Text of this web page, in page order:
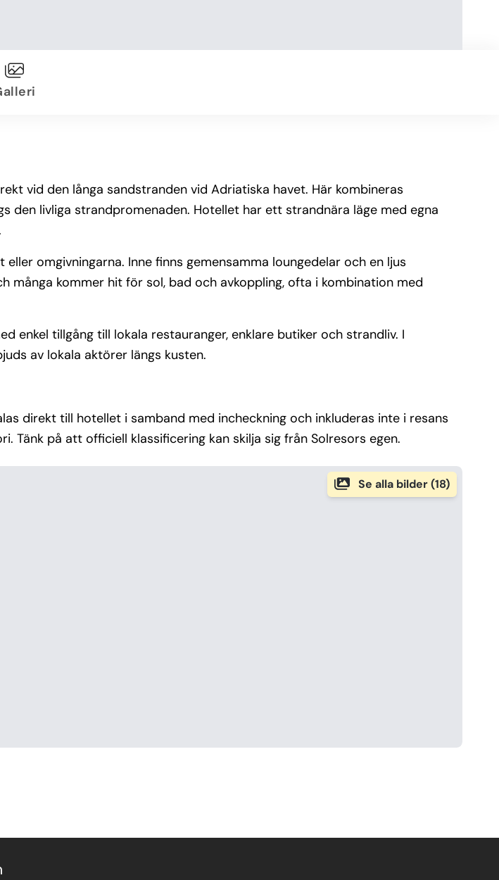
vid den långa sandstranden vid Adriatiska havet. Här kombineras
den livliga strandpromenaden. Hotellet har ett strandnära läge med egna
omgivningarna. Inne finns gemensamma loungedelar och en ljus
kommer hit för sol, bad och avkoppling, ofta i kombination med
enkel tillgång till lokala restauranger, enklare butiker och strandliv. I
av lokala aktörer längs kusten.
direkt till hotellet i samband med incheckning och inkluderas inte i resans
Tänk på att officiell klassificering kan skilja sig från Solresors egen.
Se alla bilder (18)